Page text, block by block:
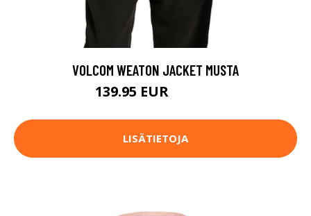
VOLCOM WEATON JACKET MUSTA
139.95 EUR
LISÄTIETOJA